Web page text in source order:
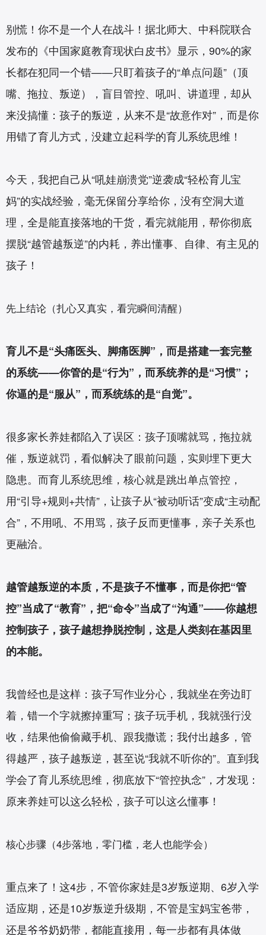
别慌！你不是一个人在战斗！据北师大、中科院联合
发布的《中国家庭教育现状白皮书》显示，90%的家
长都在犯同一个错——只盯着孩子的“单点问题”（顶
嘴、拖拉、叛逆），盲目管控、吼叫、讲道理，却从
来没搞懂：孩子的叛逆，从来不是“故意作对”，而是你
用错了育儿方式，没建立起科学的育儿系统思维！
今天，我把自己从“吼娃崩溃党”逆袭成“轻松育儿宝
妈”的实战经验，毫无保留分享给你，没有空洞大道
理，全是能直接落地的干货，看完就能用，帮你彻底
摆脱“越管越叛逆”的内耗，养出懂事、自律、有主见的
孩子！
先上结论（扎心又真实，看完瞬间清醒）
育儿不是“头痛医头、脚痛医脚”，而是搭建一套完整
的系统——你管的是“行为”，而系统养的是“习惯”；
你逼的是“服从”，而系统练的是“自觉”。
很多家长养娃都陷入了误区：孩子顶嘴就骂，拖拉就
催，叛逆就罚，看似解决了眼前问题，实则埋下更大
隐患。而育儿系统思维，核心就是跳出单点管控，
用“引导+规则+共情”，让孩子从“被动听话”变成“主动配
合”，不用吼、不用骂，孩子反而更懂事，亲子关系也
更融洽。
越管越叛逆的本质，不是孩子不懂事，而是你把“管
控”当成了“教育”，把“命令”当成了“沟通”——你越想
控制孩子，孩子越想挣脱控制，这是人类刻在基因里
的本能。
我曾经也是这样：孩子写作业分心，我就坐在旁边盯
着，错一个字就擦掉重写；孩子玩手机，我就强行没
收，结果他偷偷藏手机、跟我撒谎；我付出越多，管
得越严，孩子越叛逆，甚至说“我就不听你的”。直到我
学会了育儿系统思维，彻底放下“管控执念”，才发现：
原来养娃可以这么轻松，孩子可以这么懂事！
核心步骤（4步落地，零门槛，老人也能学会）
重点来了！这4步，不管你家娃是3岁叛逆期、6岁入学
适应期，还是10岁叛逆升级期，不管是宝妈宝爸带，
还是爷爷奶奶带，都能直接用，每一步都有具体做